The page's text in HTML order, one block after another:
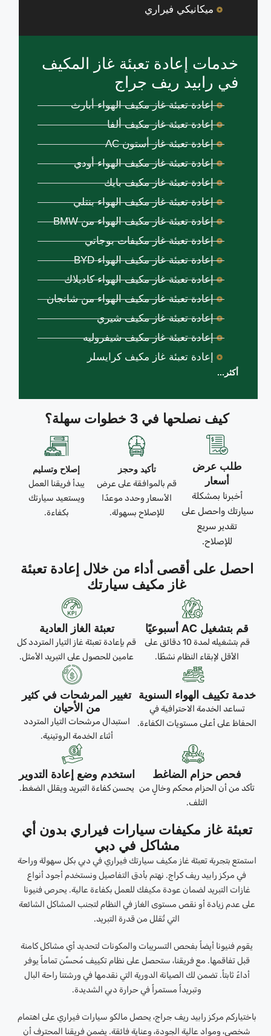
كيف نصلحها في 3 خطوات سهلة؟
طلب عرض
أسعار
أخبرنا بمشكلة
سيارتك واحصل على
تقدير سريع
للإصلاح.
تأكيد وحجز
قم بالموافقة على عرض
الأسعار وحدد موعدًا
للإصلاح بسهولة.
إصلاح وتسليم
يبدأ فريقنا العمل
ويستعيد سيارتك
بكفاءة.
احصل على أقصى أداء من خلال إعادة تعبئة
غاز مكيف سيارتك
قم بتشغيل AC أسبوعيًا
قم بتشغيله لمدة 10 دقائق على
الأقل لإبقاء النظام نشطًا.
تعبئة الغاز العادية
قم بإعادة تعبئة غاز التيار المتردد كل
عامين للحصول على التبريد الأمثل.
خدمة تكييف الهواء السنوية
تساعد الخدمة الاحترافية في
الحفاظ على أعلى مستويات الكفاءة.
تغيير المرشحات في كثير
من الأحيان
استبدال مرشحات التيار المتردد
أثناء الخدمة الروتينية.
فحص حزام الضاغط
تأكد من أن الحزام محكم وخالٍ من
التلف.
استخدم وضع إعادة التدوير
يحسن كفاءة التبريد ويقلل الضغط.
تعبئة غاز مكيفات سيارات فيراري بدون أي
مشاكل في دبي
استمتع بتجربة تعبئة غاز مكيف سيارتك فيراري في دبي بكل سهولة وراحة
في مركز رابيد ريف كراج. نهتم بأدق التفاصيل ونستخدم أجود أنواع
غازات التبريد لضمان عودة مكيفك للعمل بكفاءة عالية. يحرص فنيونا
على عدم زيادة أو نقص مستوى الغاز في النظام لتجنب المشاكل الشائعة
التي تُقلل من قدرة التبريد.
يقوم فنيونا أيضاً بفحص التسريبات والمكونات لتحديد أي مشاكل كامنة
قبل تفاقمها. مع فريقنا، ستحصل على نظام تكييف مُحسَّن تماماً يوفر
أداءً ثابتاً. تضمن لك الصيانة الدورية التي نقدمها في ورشتنا راحة البال
وتبريداً مستمراً في حرارة دبي الشديدة.
باختياركم مركز رابيد ريف جراج، يحصل مالكو سيارات فيراري على اهتمام
شخصي، ومواد عالية الجودة، وعناية فائقة. يضمن فريقنا المحترف أن
ميكانيكي فيراري
خدمات إعادة تعبئة غاز المكيف
في رابيد ريف جراج
إعادة تعبئة غاز مكيف الهواء أبارث
إعادة تعبئة غاز مكيف ألفا
إعادة تعبئة غاز أستون AC
إعادة تعبئة غاز مكيف الهواء أودي
إعادة تعبئة غاز مكيف بايك
إعادة تعبئة غاز مكيف الهواء بنتلي
إعادة تعبئة غاز مكيف الهواء من BMW
إعادة تعبئة غاز مكيفات بوجاتي
إعادة تعبئة غاز مكيف الهواء BYD
إعادة تعبئة غاز مكيف الهواء كاديلاك
إعادة تعبئة غاز مكيف الهواء من شانجان
إعادة تعبئة غاز مكيف شيري
إعادة تعبئة غاز مكيف شيفروليه
إعادة تعبئة غاز مكيف كرايسلر
أكثر...